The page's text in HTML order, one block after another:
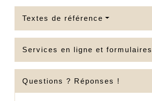
Textes de référence
Services en ligne et formulaires
Questions ? Réponses !